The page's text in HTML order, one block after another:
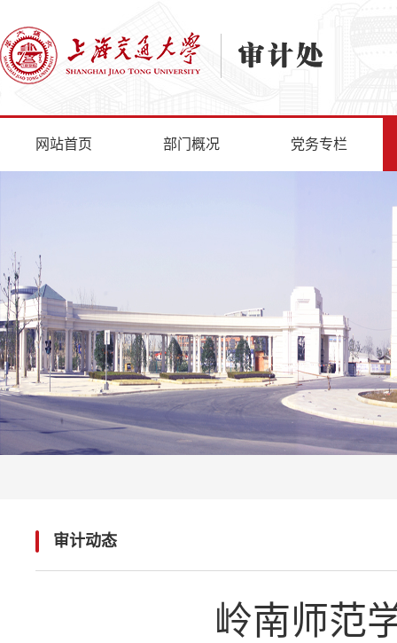
网站首页 部门概况 党务专栏
审计动态
岭南师范